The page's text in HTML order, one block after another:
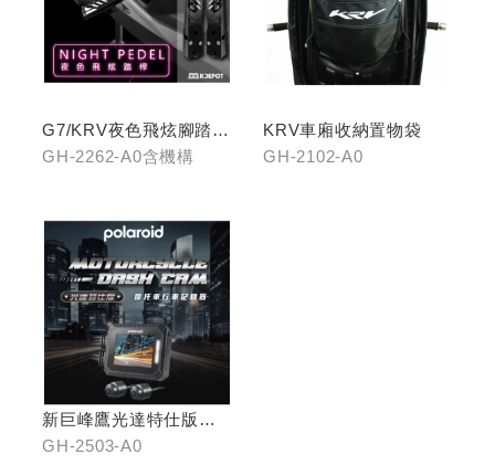
G7/KRV夜色飛炫腳踏
(含機構LHJ8)
GH-2262-A0含機構
KRV車廂收納置物袋
GH-2102-A0
新巨峰鷹光達特仕版行
車紀錄器
GH-2503-A0